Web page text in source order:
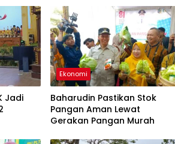
Jadi
Ekonomi
Baharudin Pastikan Stok
Pangan Aman Lewat
Gerakan Pangan Murah